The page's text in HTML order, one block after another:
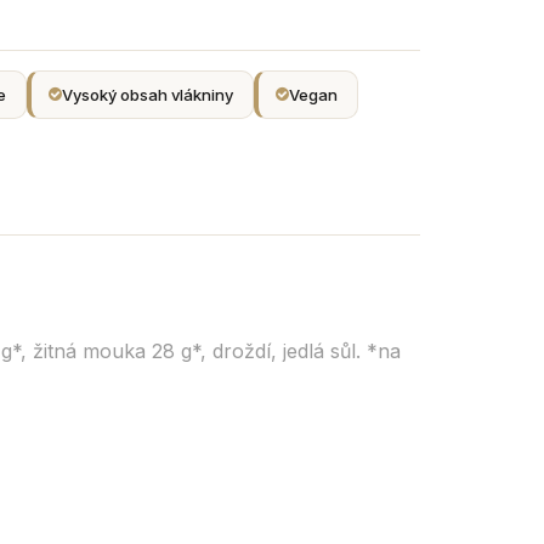
Vysoký obsah vlákniny Vegan
žitná mouka 28 g*, droždí, jedlá sůl. *na